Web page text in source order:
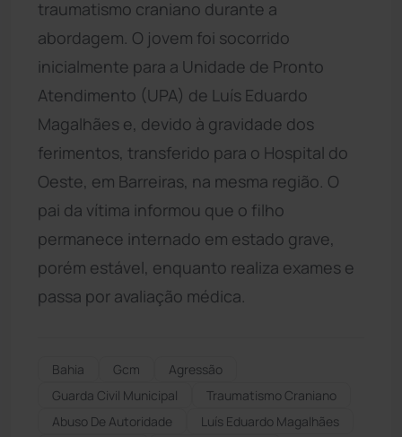
traumatismo craniano durante a
abordagem. O jovem foi socorrido
inicialmente para a Unidade de Pronto
Atendimento (UPA) de Luís Eduardo
Magalhães e, devido à gravidade dos
ferimentos, transferido para o Hospital do
Oeste, em Barreiras, na mesma região. O
pai da vítima informou que o filho
permanece internado em estado grave,
porém estável, enquanto realiza exames e
passa por avaliação médica.
Bahia Gcm
Agressão
Guarda Civil Municipal
Traumatismo Craniano
Abuso De Autoridade
Luís Eduardo Magalhães